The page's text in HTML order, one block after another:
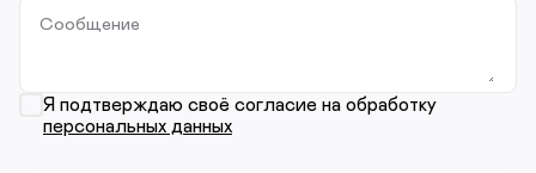
Сообщение
Я подтверждаю своё согласие на обработку
персональных данных